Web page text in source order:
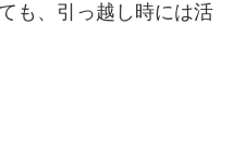
も、引っ越し時には活